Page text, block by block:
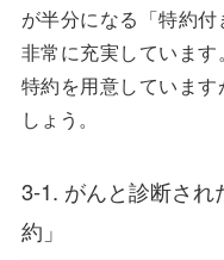
が半分になる「特約
非常に充実していま
特約を用意していま
しょう。
3-1. がんと診断さ
約」